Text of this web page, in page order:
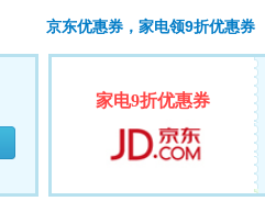
京东优惠券，家电领9折优惠券
家电9折优惠券